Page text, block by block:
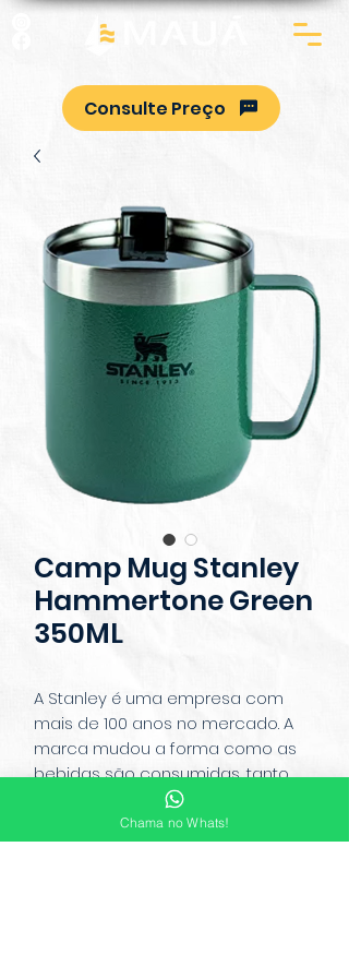
Consulte Preço
Camp Mug Stanley
Hammertone Green
350ML
A Stanley é uma empresa com
mais de 100 anos no mercado. A
marca mudou a forma como as
bebidas são consumidas, tanto
quentes quanto geladas, já que sua
qualidade para manter as
temperaturas é inegável. O objetivo
Chama no Whats!